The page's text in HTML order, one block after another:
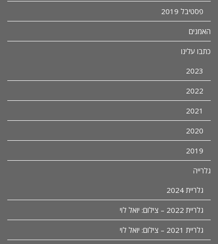
פסטיבל 2019
האמנים
כתבו עלינו
2023
2022
2021
2020
2019
גלרייה
גלריית 2024
גלריית 2022 – צילום: יואל לוי
גלריית 2021 – צילום: יואל לוי